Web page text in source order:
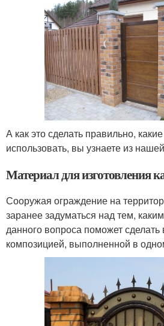
А как это сделать правильно,
использовать, вы узнаете из
Материал для изготовления
Сооружая ограждение на
заранее задуматься над тем,
данного вопроса поможет
композицией, выполненной в